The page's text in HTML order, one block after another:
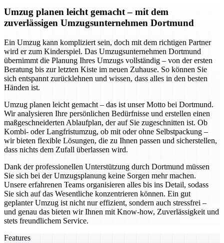
Umzug planen leicht gemacht – mit dem
zuverlässigen Umzugsunternehmen Dortmund
Ein Umzug kann kompliziert sein, doch mit dem richtigen Partner
wird er zum Kinderspiel. Das Umzugsunternehmen Dortmund
übernimmt die Planung Ihres Umzugs vollständig – von der ersten
Beratung bis zur letzten Kiste im neuen Zuhause. So können Sie
sich entspannt zurücklehnen und wissen, dass alles in den besten
Händen ist.
Umzug planen leicht gemacht – das ist unser Motto bei Dortmund.
Wir analysieren Ihre persönlichen Bedürfnisse und erstellen einen
maßgeschneiderten Ablaufplan, der auf Sie zugeschnitten ist. Ob
Kombi- oder Langfristumzug, ob mit oder ohne Selbstpackung –
wir bieten flexible Lösungen, die zu Ihnen passen und sicherstellen,
dass nichts dem Zufall überlassen wird.
Dank der professionellen Unterstützung durch Dortmund müssen
Sie sich bei der Umzugsplanung keine Sorgen mehr machen.
Unsere erfahrenen Teams organisieren alles bis ins Detail, sodass
Sie sich auf das Wesentliche konzentrieren können. Ein gut
geplanter Umzug ist nicht nur effizient, sondern auch stressfrei –
und genau das bieten wir Ihnen mit Know-how, Zuverlässigkeit und
stets freundlichem Service.
Features